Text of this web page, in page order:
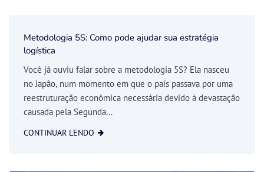
Metodologia 5S: Como pode ajudar sua estratégia
logística
Você já ouviu falar sobre a metodologia 5S? Ela nasceu
no Japão, num momento em que o país passava por uma
reestruturação econômica necessária devido à devastação
causada pela Segunda...
CONTINUAR LENDO